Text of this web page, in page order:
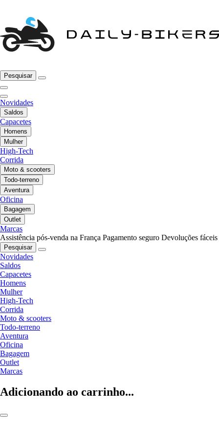
Pesquisar
Novidades
Saldos
Capacetes
Homens
Mulher
High-Tech
Corrida
Moto & scooters
Todo-terreno
Aventura
Oficina
Bagagem
Outlet
Marcas
Assistência pós-venda na França Pagamento seguro Devoluções fáceis
Pesquisar
Novidades
Saldos
Capacetes
Homens
Mulher
High-Tech
Corrida
Moto & scooters
Todo-terreno
Aventura
Oficina
Bagagem
Outlet
Marcas
Adicionando ao carrinho...